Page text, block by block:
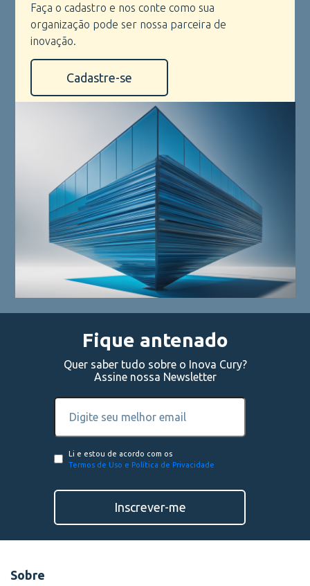
Faça o cadastro e nos conte como sua
organização pode ser nossa parceira de
inovação.
Cadastre-se
Fique antenado
Quer saber tudo sobre o Inova Cury?
Assine nossa Newsletter
Li e estou de acordo com os
Termos de Uso e Política de Privacidade
Inscrever-me
Sobre